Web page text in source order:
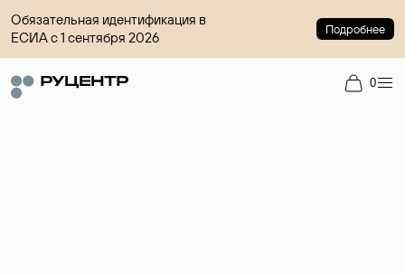
Обязательная идентификация в
ЕСИА с 1 сентября 2026
Подробнее
0